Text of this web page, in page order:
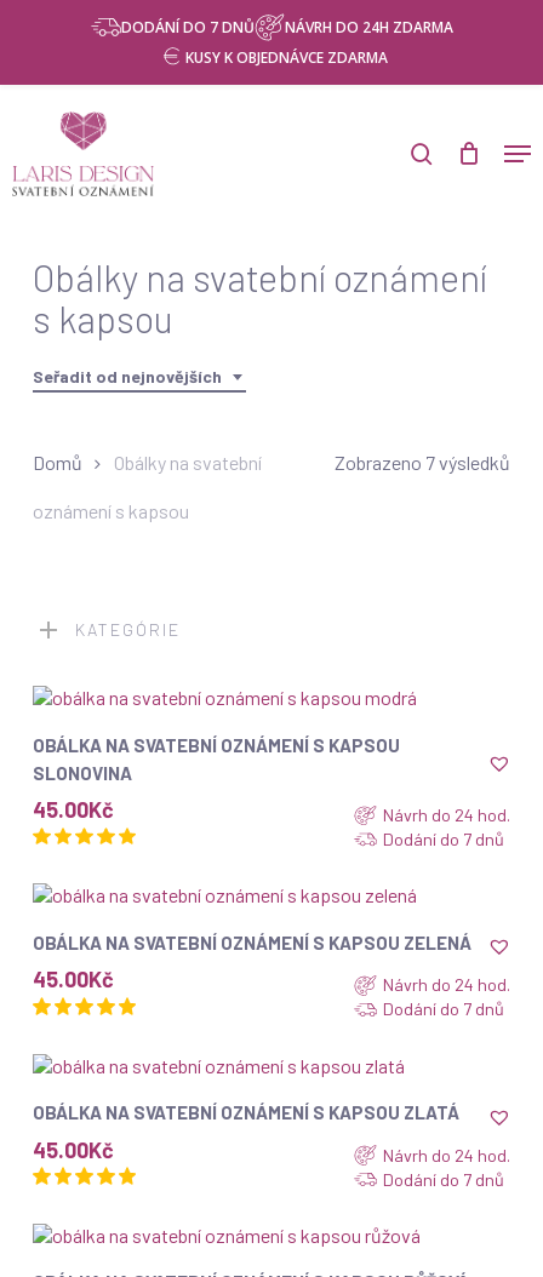
contentProducts
search
DODÁNÍ DO 7 DNŮ
NÁVRH DO 24H ZDARMA
KUSY K OBJEDNÁVCE ZDARMA
search
Obálky na svatební oznámení
s kapsou
Seřadit od nejnovějších
Zobrazeno 7 výsledků
Domů Obálky na svatební
oznámení s kapsou
KATEGÓRIE
ZOBRAZIT
OBÁLKA NA SVATEBNÍ OZNÁMENÍ S KAPSOU
SLONOVINA
45.00Kč
Návrh do 24 hod.
Dodání do 7 dnů
ZOBRAZIT
OBÁLKA NA SVATEBNÍ OZNÁMENÍ S KAPSOU ZELENÁ
45.00Kč
Návrh do 24 hod.
Dodání do 7 dnů
ZOBRAZIT
OBÁLKA NA SVATEBNÍ OZNÁMENÍ S KAPSOU ZLATÁ
45.00Kč
Návrh do 24 hod.
Dodání do 7 dnů
ZOBRAZIT